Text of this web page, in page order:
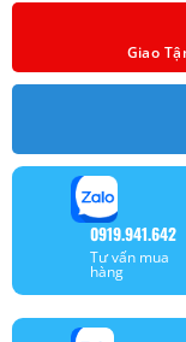
Giao
0919.941.642
Tư vấn mua
hàng